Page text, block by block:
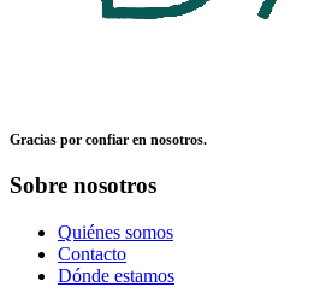
Gracias por confiar en nosotros.
Sobre nosotros
Quiénes somos
Contacto
Dónde estamos